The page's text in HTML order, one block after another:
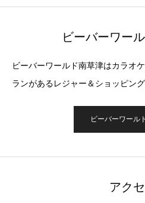
ビーバーワー
ビーバーワールド南草津はカラオ
ランがあるレジャー＆ショッピン
ビーバーワール
アク